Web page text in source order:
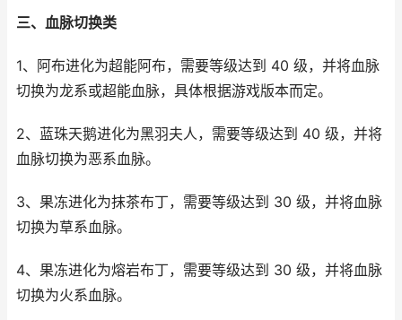
三、血脉切换类
1、阿布进化为超能阿布，需要等级达到 40 级，并将血脉
切换为龙系或超能血脉，具体根据游戏版本而定。
2、蓝珠天鹅进化为黑羽夫人，需要等级达到 40 级，并将
血脉切换为恶系血脉。
3、果冻进化为抹茶布丁，需要等级达到 30 级，并将血脉
切换为草系血脉。
4、果冻进化为熔岩布丁，需要等级达到 30 级，并将血脉
切换为火系血脉。